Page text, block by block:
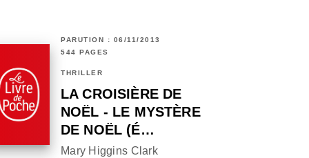
PARUTION : 06/11/2013
544 PAGES
THRILLER
LA CROISIÈRE DE
NOËL - LE MYSTÈRE
DE NOËL (É…
Mary Higgins Clark